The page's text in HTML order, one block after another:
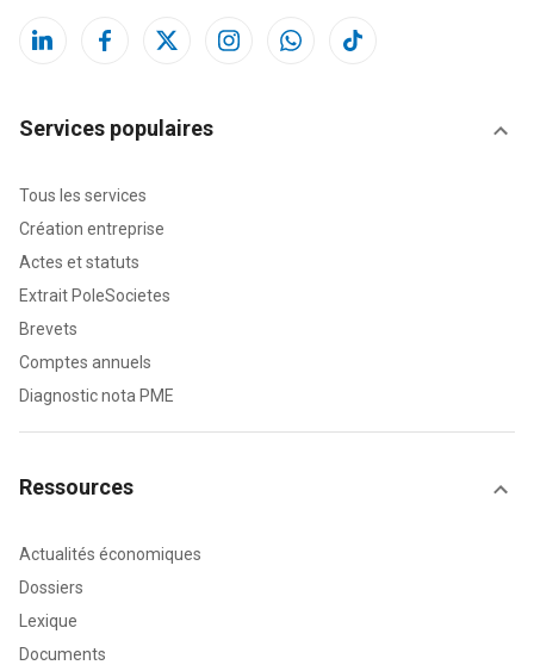
Services populaires
Tous les services
Création entreprise
Actes et statuts
Extrait PoleSocietes
Brevets
Comptes annuels
Diagnostic nota PME
Ressources
Actualités économiques
Dossiers
Lexique
Documents